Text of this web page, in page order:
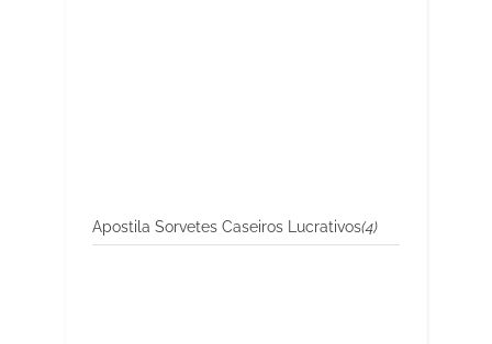
Apostila Sorvetes Caseiros Lucrativos(4)